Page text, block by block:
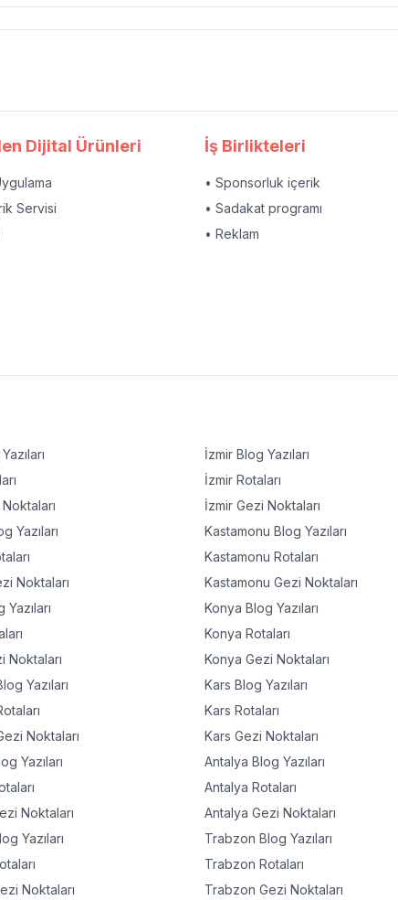
Dijital Ürünleri
Servisi
İş Birlikteleri
• Sponsorluk içerik
• Sadakat programı
• Reklam
Yazıları
Noktaları
Yazıları
Noktaları
Yazıları
Noktaları
Yazıları
Noktaları
Yazıları
Noktaları
İzmir Blog Yazıları
İzmir Rotaları
İzmir Gezi Noktaları
Kastamonu Blog Yazıları
Kastamonu Rotaları
Kastamonu Gezi Noktaları
Konya Blog Yazıları
Konya Rotaları
Konya Gezi Noktaları
Kars Blog Yazıları
Kars Rotaları
Kars Gezi Noktaları
Antalya Blog Yazıları
Antalya Rotaları
Antalya Gezi Noktaları
Trabzon Blog Yazıları
Trabzon Rotaları
Trabzon Gezi Noktaları